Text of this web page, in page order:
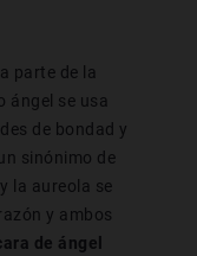
parte de la
ángel se usa
de bondad y
sinónimo de
la aureola se
y ambos
de ángel